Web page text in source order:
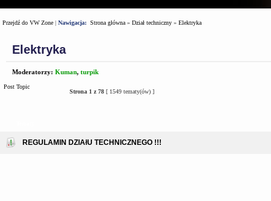
Przejdź do VW Zone | Nawigacja: Strona główna » Dział techniczny » Elektryka
Elektryka
Moderatorzy: Kuman, turpik
Post Topic
Strona 1 z78 [ 1549 tematy(ów) ]
REGULAMIN DZIAłU TECHNICZNEGO !!!